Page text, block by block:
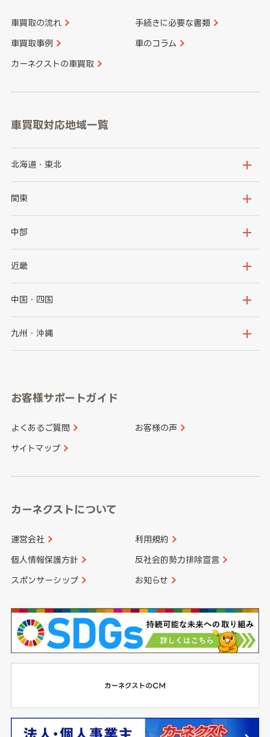
車買取の流れ 手続きに必要な書類
車買取事例 車のコラム
カーネクストの車買取
車買取対応地域一覧
北海道・東北
北海道
岩手県
秋田県
関東
茨城県
群馬県
千葉県
神奈川県
中部
新潟県
石川県
山梨県
愛知県
近畿
大阪府
京都府
和歌山県
中国・四国
鳥取県
山口県
香川県 愛媛県
九州・沖縄
長崎県
大分県 宮崎県
お客様サポートガイド
よくあるご質問 お客様の声
サイトマップ
カーネクストについて
運営会社 利用規約
個人情報保護方針 反社会的勢力排除宣言
スポンサーシップ お知らせ